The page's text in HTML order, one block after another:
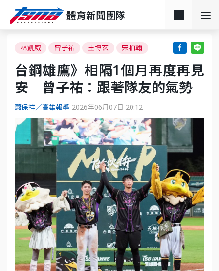
體育新聞團隊
林凱威 曾子祐 王博玄 宋柏翰
台鋼雄鷹》相隔1個月再度再見
安 曾子祐：跟著隊友的氣勢
蕭保祥／高雄報導 2026年06月07日 20:12